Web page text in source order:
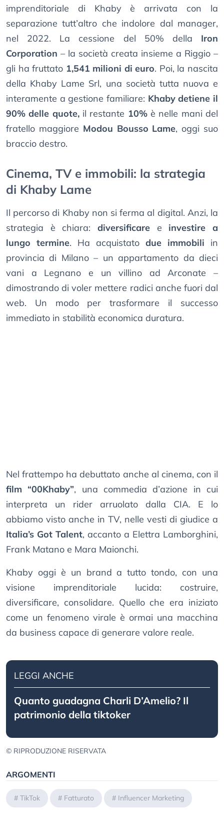
imprenditoriale di Khaby è arrivata con la
separazione tutt’altro che indolore dal manager,
nel 2022. La cessione del 50% della Iron
Corporation – la società creata insieme a Riggio –
gli ha fruttato 1,541 milioni di euro. Poi, la nascita
della Khaby Lame Srl, una società tutta nuova e
interamente a gestione familiare: Khaby detiene il
90% delle quote,il restante 10%è nelle mani del
fratello maggiore Modou Bousso Lame, oggi suo
braccio destro.
Cinema, TV e immobili: la strategia
di Khaby Lame
Il percorso di Khaby non si ferma al digital. Anzi, la
strategia è chiara: diversificare e investire a
lungo termine. Ha acquistato due immobili in
provincia di Milano – un appartamento da dieci
vani a Legnano e un villino ad Arconate –
dimostrando di voler mettere radici anche fuori dal
web. Un modo per trasformare il successo
immediato in stabilità economica duratura.
Nel frattempo ha debuttato anche al cinema, con il
film “00Khaby”, una commedia d’azione in cui
interpreta un rider arruolato dalla CIA. E lo
abbiamo visto anche in TV, nelle vesti di giudice a
Italia’s Got Talent, accanto a Elettra Lamborghini,
Frank Matano e Mara Maionchi.
Khaby oggi è un brand a tutto tondo, con una
visione imprenditoriale lucida: costruire,
diversificare, consolidare. Quello che era iniziato
come un fenomeno virale è ormai una macchina
da business capace di generare valore reale.
LEGGI ANCHE
Quanto guadagna Charli D’Amelio? Il
patrimonio della tiktoker
© RIPRODUZIONE RISERVATA
ARGOMENTI
# TikTok # Fatturato # Influencer Marketing